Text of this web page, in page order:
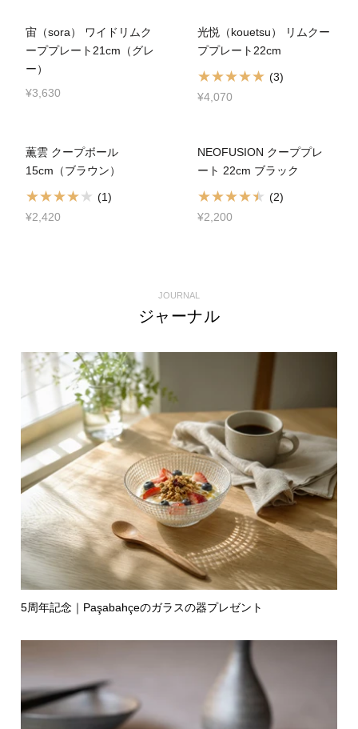
宙（sora） ワイドリムク
ーププレート21cm（グレ
ー）
¥3,630
光悦（kouetsu） リムクー
ププレート22cm
(3)
¥4,070
薫雲 クープボール
15cm（ブラウン）
(1)
¥2,420
NEOFUSION クーププレ
ート 22cm ブラック
(2)
¥2,200
JOURNAL
ジャーナル
5周年記念｜Paşabahçeのガラスの器プレゼント